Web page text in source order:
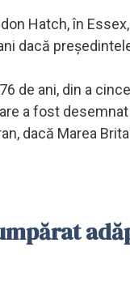
Hatch, în
dacă
de ani, din a
a fost
dacă Marea